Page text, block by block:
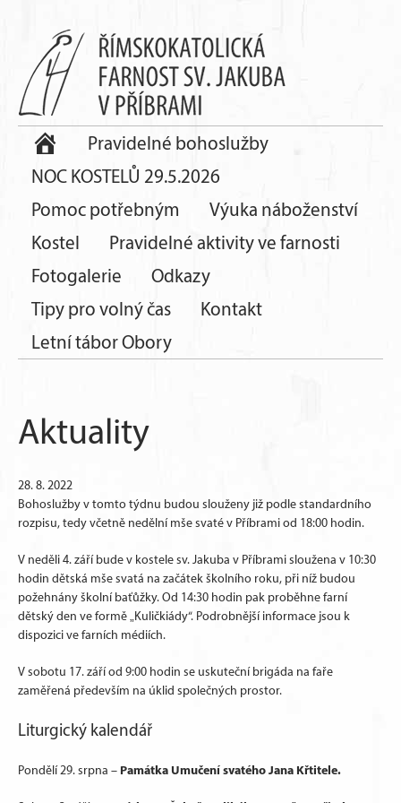
Pravidelné bohoslužby
NOC KOSTELŮ 29.5.2026
Pomoc potřebným
Výuka náboženství
Kostel
Pravidelné aktivity ve farnosti
Fotogalerie
Odkazy
Tipy pro volný čas
Kontakt
Letní tábor Obory
Aktuality
28. 8. 2022
Bohoslužby v tomto týdnu budou slouženy již podle standardního
rozpisu, tedy včetně nedělní mše svaté v Příbrami od 18:00 hodin.
V neděli 4. září bude v kostele sv. Jakuba v Příbrami sloužena v 10:30
hodin dětská mše svatá na začátek školního roku, při níž budou
požehnány školní baťůžky. Od 14:30 hodin pak proběhne farní
dětský den ve formě „Kuličkiády“. Podrobnější informace jsou k
dispozici ve farních médiích.
V sobotu 17. září od 9:00 hodin se uskuteční brigáda na faře
zaměřená především na úklid společných prostor.
Liturgický kalendář
Pondělí 29. srpna – Památka Umučení svatého Jana Křtitele.